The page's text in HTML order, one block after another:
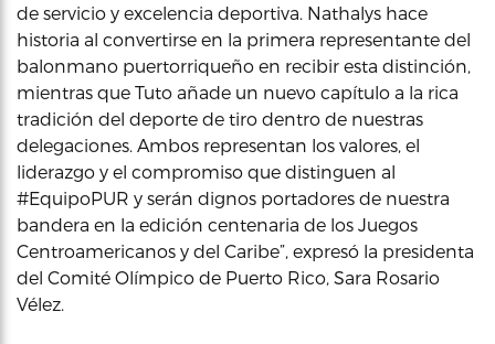
de servicio y excelencia deportiva. Nathalys hace
historia al convertirse en la primera representante del
balonmano puertorriqueño en recibir esta distinción,
mientras que Tuto añade un nuevo capítulo a la rica
tradición del deporte de tiro dentro de nuestras
delegaciones. Ambos representan los valores, el
liderazgo y el compromiso que distinguen al
#EquipoPUR y serán dignos portadores de nuestra
bandera en la edición centenaria de los Juegos
Centroamericanos y del Caribe”, expresó la presidenta
del Comité Olímpico de Puerto Rico, Sara Rosario
Vélez.